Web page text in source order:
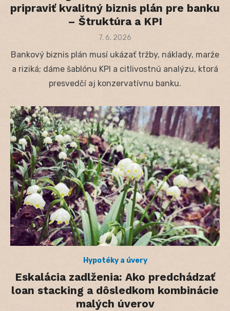
pripraviť kvalitný biznis plán pre banku
– Štruktúra a KPI
Posted
7. 6. 2026
Bankový biznis plán musí ukázať tržby, náklady, marže
a riziká; dáme šablónu KPI a citlivostnú analýzu, ktorá
presvedčí aj konzervatívnu banku.
Hypotéky a úvery
Eskalácia zadlženia: Ako predchádzať
loan stacking a dôsledkom kombinácie
malých úverov